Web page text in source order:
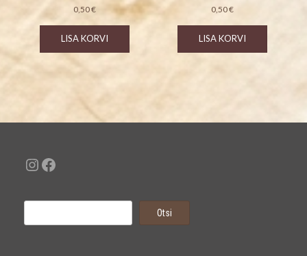
0,50€
LISA KORVI
0,50€
LISA KORVI
Instagram
Facebook
Otsi